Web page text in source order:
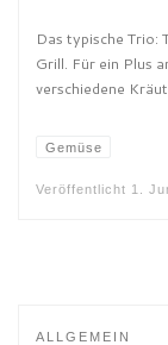
Das typische Trio:
Grill. Für ein Plus
verschiedene
Gemüse
Veröffentlicht 1.
ALLGEMEIN